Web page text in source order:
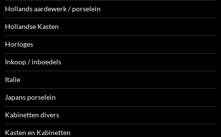
Hollands aardewerk / porselein
Hollandse Kasten
Horloges
Inkoop / inboedels
Italie
Japans porselein
Kabinetten divers
Kasten en Kabinetten